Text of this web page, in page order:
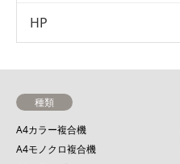
HP
種類
A4カラー複合機
A4モノクロ複合機